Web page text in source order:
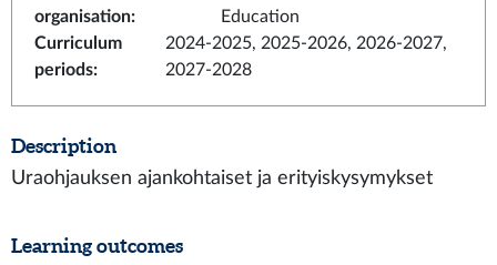
organisation:
Education
Curriculum
periods:
2024-2025, 2025-2026, 2026-2027,
2027-2028
Description
Uraohjauksen ajankohtaiset ja erityiskysymykset
Learning outcomes